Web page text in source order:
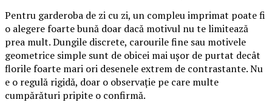
Pentru garderoba de zi cu zi, un compleu imprimat poate fi
o alegere foarte bună doar dacă motivul nu te limitează
prea mult. Dungile discrete, carourile fine sau motivele
geometrice simple sunt de obicei mai ușor de purtat decât
florile foarte mari ori desenele extrem de contrastante. Nu
e o regulă rigidă, doar o observație pe care multe
cumpărături pripite o confirmă.